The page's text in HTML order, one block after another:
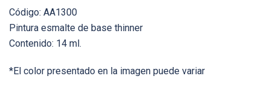
Código: AA1300
Pintura esmalte de base thinner
Contenido: 14 ml.
*El color presentado en la imagen puede variar